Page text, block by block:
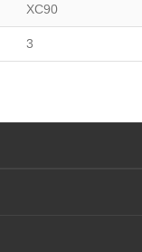
XC90
3